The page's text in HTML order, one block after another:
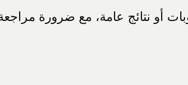
إطلاق عقوبات أو نتائج عامة، مع